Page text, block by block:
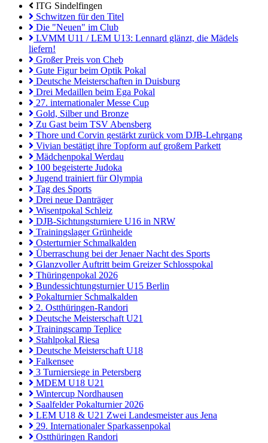
ITG Sindelfingen
Schwitzen für den Titel
Die "Neuen" im Club
LVMM U11 / LEM U13: Lennard glänzt, die Mädels
liefern!
Großer Preis von Cheb
Gute Figur beim Optik Pokal
Deutsche Meisterschaften in Duisburg
Drei Medaillen beim Ega Pokal
27. internationaler Messe Cup
Gold, Silber und Bronze
Zu Gast beim TSV Abensberg
Thore und Corvin gestärkt zurück vom DJB-Lehrgang
Vivian bestätigt ihre Topform auf großem Parkett
Mädchenpokal Werdau
100 begeisterte Judoka
Jugend trainiert für Olympia
Tag des Sports
Drei neue Danträger
Wisentpokal Schleiz
DJB-Sichtungsturniere U16 in NRW
Trainingslager Grünheide
Osterturnier Schmalkalden
Überraschung bei der Jenaer Nacht des Sports
Glanzvoller Auftritt beim Greizer Schlosspokal
Thüringenpokal 2026
Bundessichtungsturnier U15 Berlin
Pokalturnier Schmalkalden
2. Ostthüringen-Randori
Deutsche Meisterschaft U21
Trainingscamp Teplice
Stahlpokal Riesa
Deutsche Meisterschaft U18
Falkensee
3 Turniersiege in Petersberg
MDEM U18 U21
Wintercup Nordhausen
Saalfelder Pokalturnier 2026
LEM U18 & U21 Zwei Landesmeister aus Jena
29. Internationaler Sparkassenpokal
Ostthüringen Randori